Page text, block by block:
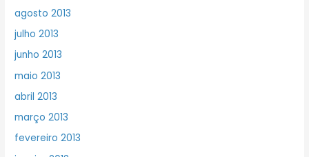
agosto 2013
julho 2013
junho 2013
maio 2013
abril 2013
março 2013
fevereiro 2013